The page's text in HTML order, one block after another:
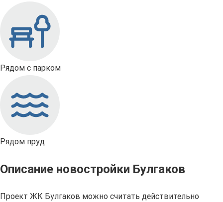
Рядом с парком
Рядом пруд
Описание новостройки Булгаков
Проект ЖК Булгаков можно считать действительно